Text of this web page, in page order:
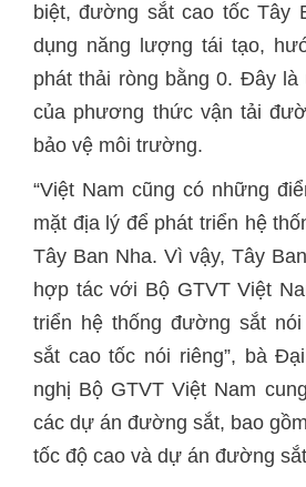
biệt, đường sắt cao tốc Tây
dụng năng lượng tái tạo,
phát thải ròng bằng 0. Đây
của phương thức vận tải
bảo vệ môi trường.
“Việt Nam cũng có những
mặt địa lý để phát triển hệ
Tây Ban Nha. Vì vậy, Tây
hợp tác với Bộ GTVT Việt
triển hệ thống đường sắt
sắt cao tốc nói riêng”, bà
nghị Bộ GTVT Việt Nam
các dự án đường sắt, bao
tốc độ cao và dự án đường